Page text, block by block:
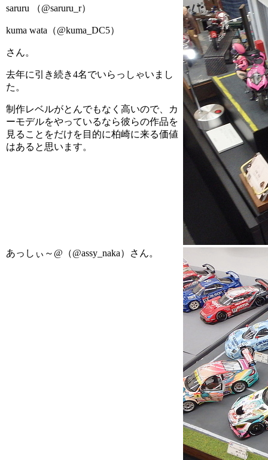
saruru （@saruru_r）
kuma wata（@kuma_DC5）
さん。
去年に引き続き4名でいらっしゃいまし
た。
制作レベルがとんでもなく高いので、カ
ーモデルをやっているなら彼らの作品を
見ることをだけを目的に柏崎に来る価値
はあると思います。
あっしぃ～@（@assy_naka）さん。